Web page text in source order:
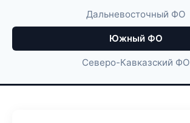
Дальневосточный ФО
Южный ФО
Северо-Кавказский ФО